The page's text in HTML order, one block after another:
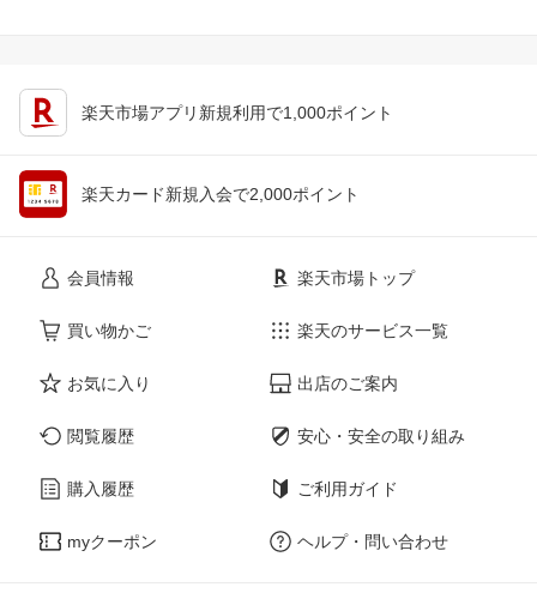
楽天市場アプリ新規利用で1,000ポイント
楽天カード新規入会で2,000ポイント
会員情報
買い物かご
お気に入り
閲覧履歴
購入履歴
myクーポン
楽天市場トップ
楽天のサービス一覧
出店のご案内
安心・安全の取り組み
ご利用ガイド
ヘルプ・問い合わせ